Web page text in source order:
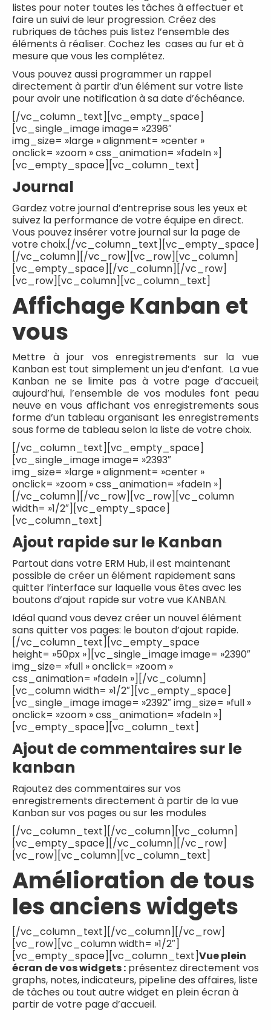
listes pour noter toutes les tâches à effectuer et
faire un suivi de leur progression. Créez des
rubriques de tâches puis listez l’ensemble des
éléments à réaliser. Cochez les cases au fur et à
mesure que vous les complétez.
Vous pouvez aussi programmer un rappel
directement à partir d’un élément sur votre liste
pour avoir une notification à sa date d’échéance.
[/vc_column_text][vc_empty_space]
[vc_single_image image= »2396″
img_size= »large » alignment= »center »
onclick= »zoom » css_animation= »fadeIn »]
[vc_empty_space][vc_column_text]
Journal
Gardez votre journal d’entreprise sous les yeux et
suivez la performance de votre équipe en direct.
Vous pouvez insérer votre journal sur la page de
votre choix.[/vc_column_text][vc_empty_space]
[/vc_column][/vc_row][vc_row][vc_column]
[vc_empty_space][/vc_column][/vc_row]
[vc_row][vc_column][vc_column_text]
Affichage Kanban et
vous
Mettre à jour vos enregistrements sur la vue
Kanban est tout simplement un jeu d’enfant. La vue
Kanban ne se limite pas à votre page d’accueil;
aujourd’hui, l’ensemble de vos modules font peau
neuve en vous affichant vos enregistrements sous
forme d’un tableau organisant les enregistrements
sous forme de tableau selon la liste de votre choix.
[/vc_column_text][vc_empty_space]
[vc_single_image image= »2393″
img_size= »large » alignment= »center »
onclick= »zoom » css_animation= »fadeIn »]
[/vc_column][/vc_row][vc_row][vc_column
width= »1/2″][vc_empty_space]
[vc_column_text]
Ajout rapide sur le Kanban
Partout dans votre ERM Hub, il est maintenant
possible de créer un élément rapidement sans
quitter l’interface sur laquelle vous êtes avec les
boutons d’ajout rapide sur votre vue KANBAN.
Idéal quand vous devez créer un nouvel élément
sans quitter vos pages: le bouton d’ajout rapide.
[/vc_column_text][vc_empty_space
height= »50px »][vc_single_image image= »2390″
img_size= »full » onclick= »zoom »
css_animation= »fadeIn »][/vc_column]
[vc_column width= »1/2″][vc_empty_space]
[vc_single_image image= »2392″ img_size= »full »
onclick= »zoom » css_animation= »fadeIn »]
[vc_empty_space][vc_column_text]
Ajout de commentaires sur le
kanban
Rajoutez des commentaires sur vos
enregistrements directement à partir de la vue
Kanban sur vos pages ou sur les modules
[/vc_column_text][/vc_column][vc_column]
[vc_empty_space][/vc_column][/vc_row]
[vc_row][vc_column][vc_column_text]
Amélioration de tous
les anciens widgets
[/vc_column_text][/vc_column][/vc_row]
[vc_row][vc_column width= »1/2″]
[vc_empty_space][vc_column_text]Vue plein
écran de vos widgets : présentez directement vos
graphs, notes, indicateurs, pipeline des affaires, liste
de tâches ou tout autre widget en plein écran à
partir de votre page d’accueil.